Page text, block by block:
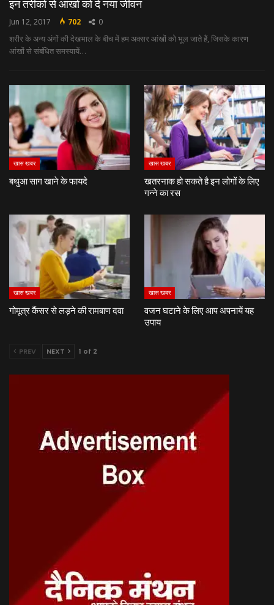
इन तरीकों से आंखों को दें नया जीवन
Jun 12, 2017 702 0
शरीर के अन्‍य अंगों की देखभाल के बीच में हम अक्‍सर आंखों को भूल जाते हैं, जिसके कारण
आंखों से संबंधित समस्‍यायें…
खास खबर
बथुआ साग खाने के फायदे
खास खबर
खतरनाक हो सकते है इन लोगों के लिए
गन्ने का रस
खास खबर
गोमूत्र कैंसर से लड़ने की रामबाण दवा
खास खबर
वजन घटाने के लिए आप अपनायें यह
उपाय
PREV NEXT 1 of 2